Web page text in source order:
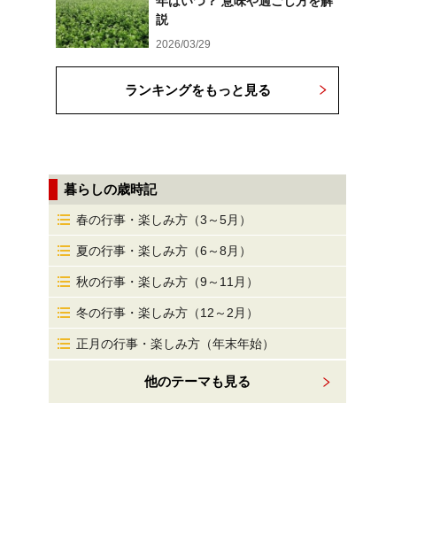
説
2026/03/29
ランキングをもっと見る
暮らしの歳時記
春の行事・楽しみ方（3～5月）
夏の行事・楽しみ方（6～8月）
秋の行事・楽しみ方（9～11月）
冬の行事・楽しみ方（12～2月）
正月の行事・楽しみ方（年末年始）
他のテーマも見る